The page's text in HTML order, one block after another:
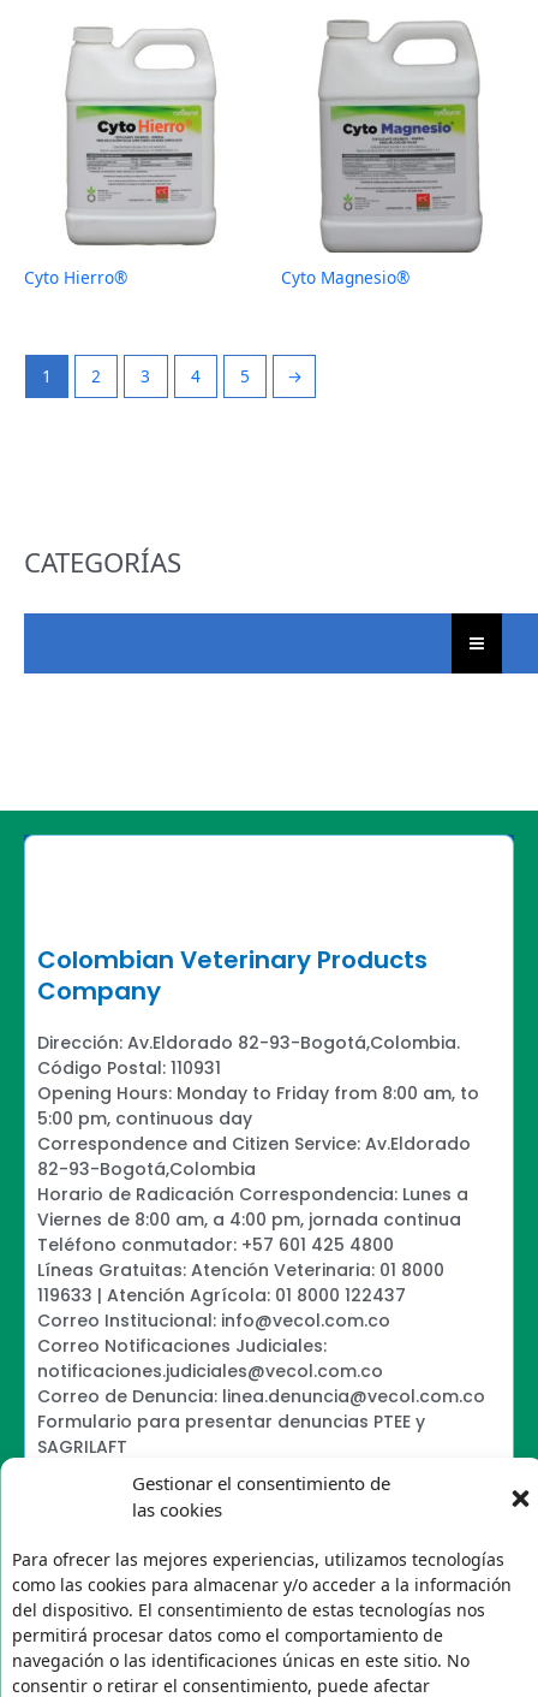
Gestionar el consentimiento de
las cookies
Para ofrecer las mejores experiencias, utilizamos tecnologías
como las cookies para almacenar y/o acceder a la información
del dispositivo. El consentimiento de estas tecnologías nos
permitirá procesar datos como el comportamiento de
navegación o las identificaciones únicas en este sitio. No
consentir o retirar el consentimiento, puede afectar
Cyto Hierro® Cyto Magnesio®
1 2 3 4 5 →
CATEGORÍAS
Colombian Veterinary Products
Company
Dirección: Av.Eldorado 82-93-Bogotá,Colombia.
Código Postal: 110931
Opening Hours: Monday to Friday from 8:00 am, to
5:00 pm, continuous day
Correspondence and Citizen Service: Av.Eldorado
82-93-Bogotá,Colombia
Horario de Radicación Correspondencia: Lunes a
Viernes de 8:00 am, a 4:00 pm, jornada continua
Teléfono conmutador: +57 601 425 4800
Líneas Gratuitas: Atención Veterinaria: 01 8000
119633 | Atención Agrícola: 01 8000 122437
Correo Institucional: info@vecol.com.co
Correo Notificaciones Judiciales:
notificaciones.judiciales@vecol.com.co
Correo de Denuncia: linea.denuncia@vecol.com.co
Formulario para presentar denuncias PTEE y
SAGRILAFT
Política de Términos y Condiciones de Uso
Information Security Policy
Política de Tratamiento de Datos Personales VECOL
Política de Derechos de Autor y Uso sobre los
Contenidos
Política Editorial de la Sede Electrónica
Encuesta de usabilidad